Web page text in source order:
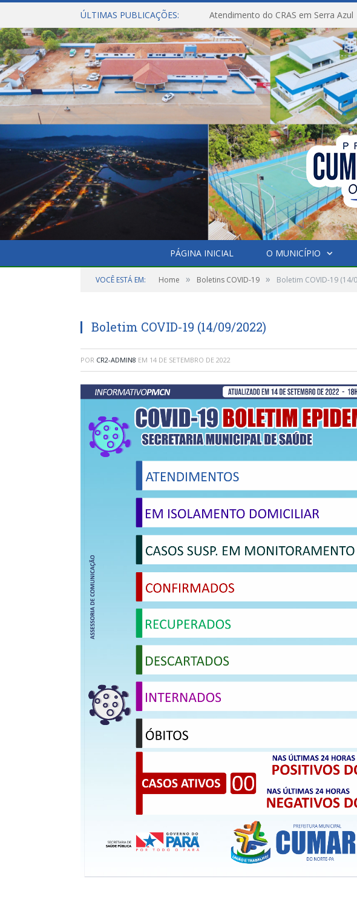
ÚLTIMAS PUBLICAÇÕES: Atendimento do CRAS em Serra Azul
PÁGINA INICIAL O MUNICÍPIO
VOCÊ ESTÁ EM: Home » Boletins COVID-19 » Boletim COVID-19 (14/
Boletim COVID-19 (14/09/2022)
POR CR2-ADMIN8 EM 14 DE SETEMBRO DE 2022